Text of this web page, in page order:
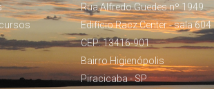
Rua Alfredo Guedes nº 1949
Edifício Racz Center - sala 604
CEP: 13416-901
Bairro Higienópolis
Piracicaba - SP